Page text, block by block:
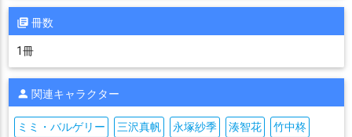
冊数
1冊
関連キャラクター
ミミ・バルゲリー 三沢真帆 永塚紗季 湊智花
竹中柊